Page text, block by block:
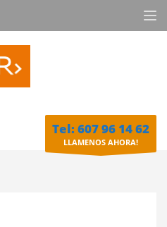
Tel: 607 96 14 62
LLAMENOS AHORA!